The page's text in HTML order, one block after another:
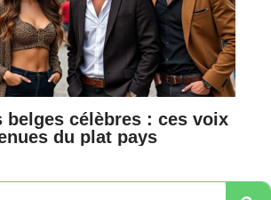
belges célèbres : ces voix
du plat pays